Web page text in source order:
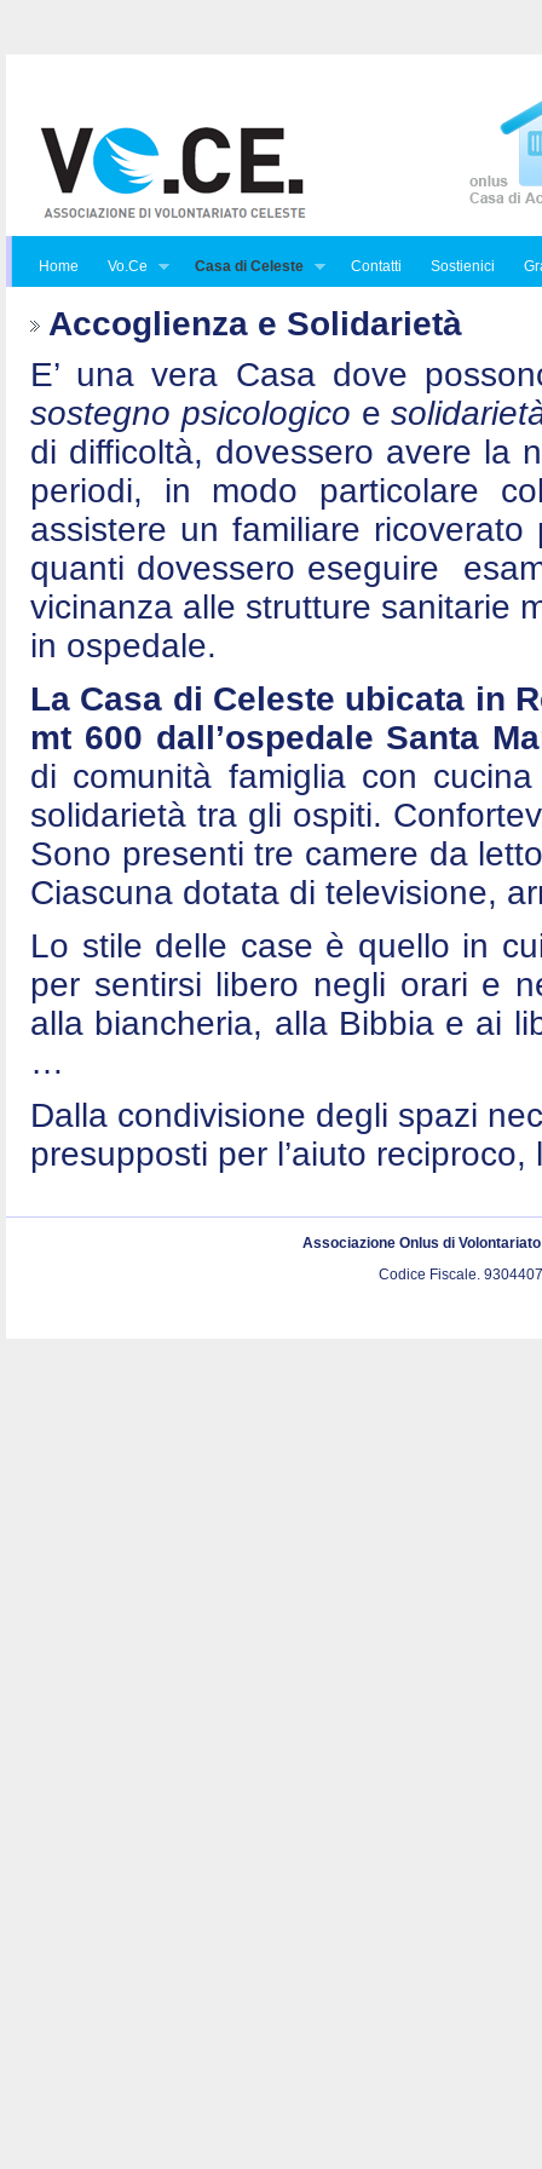
Home Vo.Ce Casa di Celeste Contatti Sostienici
Accoglienza e Solidarietà
E’ una vera Casa dove
sostegno psicologico e
di difficoltà, dovessero avere la
periodi, in modo particolare
assistere un familiare
quanti dovessero eseguire
vicinanza alle strutture sanitarie
in ospedale.
La Casa di Celeste ubicata in
mt 600 dall’ospedale Santa
di comunità famiglia con
solidarietà tra gli ospiti.
Sono presenti tre camere da
Ciascuna dotata di televisione,
Lo stile delle case è quello in
per sentirsi libero negli orari e
alla biancheria, alla Bibbia e ai
…
Dalla condivisione degli spazi
presupposti per l’aiuto
Associazione Onlus di
Codice Fiscale.